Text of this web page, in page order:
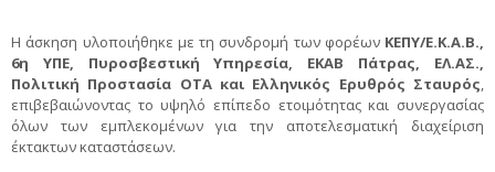
Η άσκηση υλοποιήθηκε με τη συνδρομή των φορέων ΚΕΠΥ/Ε.Κ.Α.Β.,
6η ΥΠΕ, Πυροσβεστική Υπηρεσία, ΕΚΑΒ Πάτρας, ΕΛ.ΑΣ.,
Πολιτική Προστασία ΟΤΑ και Ελληνικός Ερυθρός Σταυρός,
επιβεβαιώνοντας το υψηλό επίπεδο ετοιμότητας και συνεργασίας
όλων των εμπλεκομένων για την αποτελεσματική διαχείριση
έκτακτων καταστάσεων.